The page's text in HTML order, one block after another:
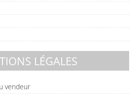
LÉGALES
vendeur